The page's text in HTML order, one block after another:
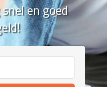
en goed